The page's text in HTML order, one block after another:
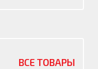
ВСЕ ТОВАРЫ